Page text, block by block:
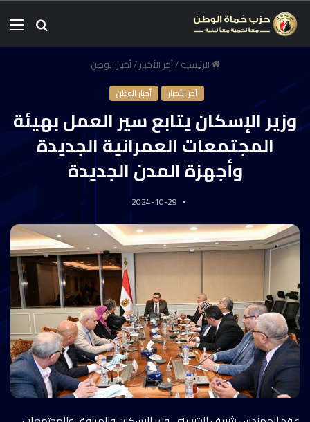
الرئيسية/آخر الأخبار/أخبار الوطن
آخر الأخبار أخبار الوطن
وزير الإسكان يتابع سير العمل بهيئة
المجتمعات العمرانية الجديدة
وأجهزة المدن الجديدة
2024-10-29